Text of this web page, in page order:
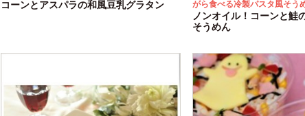
コーンとアスパラの和風豆乳グラタン
がら食べる冷製パスタ風そう
ノンオイル！コーンと鮭
そうめん